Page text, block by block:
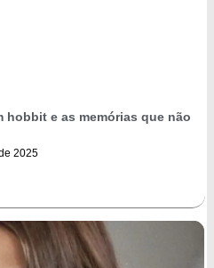
hobbit e as memórias que não
2025